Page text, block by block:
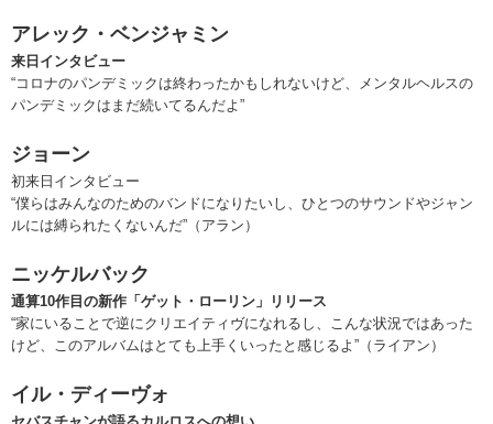
アレック・ベンジャミン
来日インタビュー
“コロナのパンデミックは終わったかもしれないけど、メンタルヘルスの
パンデミックはまだ続いてるんだよ”
ジョーン
初来日インタビュー
“僕らはみんなのためのバンドになりたいし、ひとつのサウンドやジャン
ルには縛られたくないんだ”（アラン）
ニッケルバック
通算10作目の新作「ゲット・ローリン」リリース
“家にいることで逆にクリエイティヴになれるし、こんな状況ではあった
けど、このアルバムはとても上手くいったと感じるよ”（ライアン）
イル・ディーヴォ